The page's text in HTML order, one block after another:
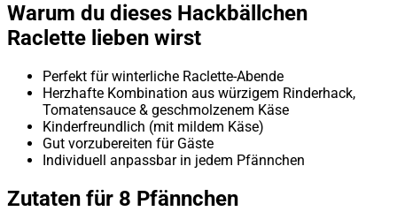
Warum du dieses Hackbällchen
Raclette lieben wirst
Perfekt für winterliche Raclette-Abende
Herzhafte Kombination aus würzigem Rinderhack,
Tomatensauce & geschmolzenem Käse
Kinderfreundlich (mit mildem Käse)
Gut vorzubereiten für Gäste
Individuell anpassbar in jedem Pfännchen
Zutaten für 8 Pfännchen